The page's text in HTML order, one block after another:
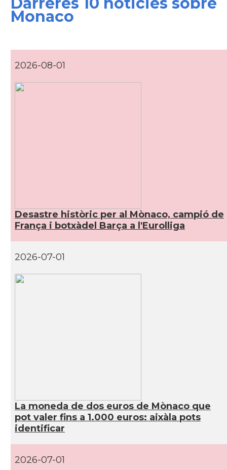
Monaco
2026-08-01
Desastre històric per al Mònaco, campió de
França i botxàdel Barça a l'Eurolliga
2026-07-01
La moneda de dos euros de Mònaco que
pot valer fins a 1.000 euros: aixàla pots
identificar
2026-07-01